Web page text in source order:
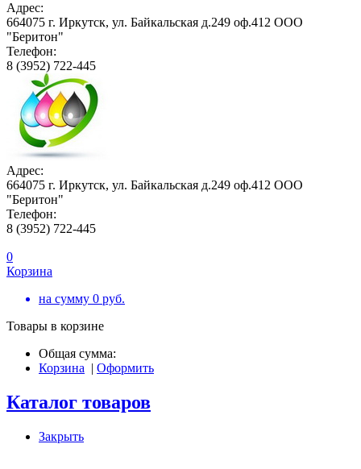
Адрес:
664075 г. Иркутск, ул. Байкальская д.249 оф.412 ООО
"Беритон"
Телефон:
8 (3952) 722-445
Адрес:
664075 г. Иркутск, ул. Байкальская д.249 оф.412 ООО
"Беритон"
Телефон:
8 (3952) 722-445
0
Корзина
на сумму 0 руб.
Товары в корзине
Общая сумма:
Корзина | Оформить
Каталог товаров
Закрыть